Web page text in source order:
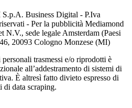
S.p.A. Business Digital - P.Iva
- Per la pubblicità Mediamond
sede legale Amsterdam (Paesi
20093 Cologno Monzese (MI)
trasmessi e/o riprodotti è
all’addestramento di sistemi di
È altresì fatto divieto espresso di
di data scraping.